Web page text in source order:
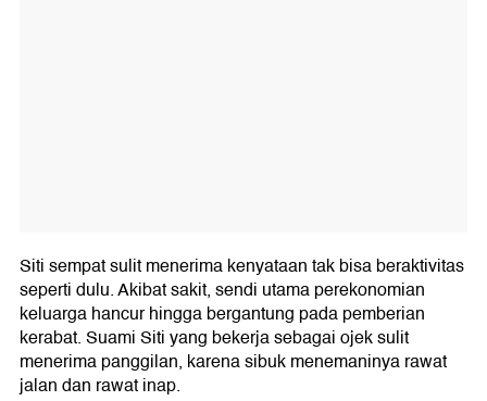
Siti sempat sulit menerima kenyataan tak bisa beraktivitas
seperti dulu. Akibat sakit, sendi utama perekonomian
keluarga hancur hingga bergantung pada pemberian
kerabat. Suami Siti yang bekerja sebagai ojek sulit
menerima panggilan, karena sibuk menemaninya rawat
jalan dan rawat inap.